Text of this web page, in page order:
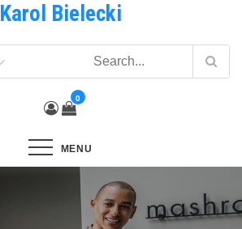
Karol Bielecki
0
MENU